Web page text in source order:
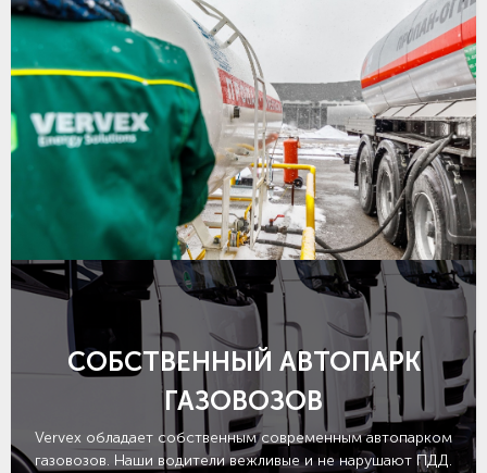
СОБСТВЕННЫЙ АВТОПАРК
ГАЗОВОЗОВ
Vervex обладает собственным современным автопарком
газовозов. Наши водители вежливые и не нарушают ПДД.